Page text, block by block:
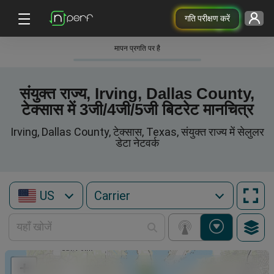
गति परीक्षण करें
मापन प्रगति पर है
संयुक्त राज्य, Irving, Dallas County,
टेक्सास में 3जी/4जी/5जी बिटरेट मानचित्र
Irving, Dallas County, टेक्सास, Texas, संयुक्त राज्य में सेलुलर
डेटा नेटवर्क
US